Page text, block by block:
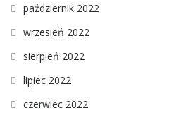
październik 2022
wrzesień 2022
sierpień 2022
lipiec 2022
czerwiec 2022